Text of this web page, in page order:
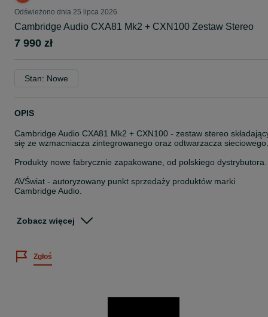
Odświeżono dnia 25 lipca 2026
Cambridge Audio CXA81 Mk2 + CXN100 Zestaw Stereo
7 990 zł
Stan: Nowe
OPIS
Cambridge Audio CXA81 Mk2 + CXN100 - zestaw stereo
się ze wzmacniacza zintegrowanego oraz odtwarzacza sieciowego.
Produkty nowe fabrycznie zapakowane, od polskiego dystrybutora.
AVŚwiat - autoryzowany punkt sprzedaży produktów marki
Cambridge Audio.
nagradzanych poprzedników. Nie oglądaliśmy się wstecz od czasu,
wspaniały dźwięk nigdy nie wychodzi z mody.
CXA81 Mk II jest zrównoważony i wyrafinowany. 80 W na kanał
Zobacz więcej
Zgłoś